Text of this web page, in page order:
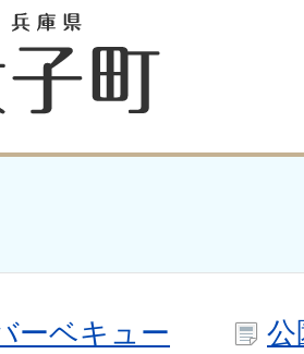
ーベキュー
公